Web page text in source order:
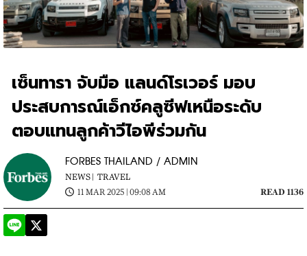
เซ็นทารา จับมือ แลนด์โรเวอร์ มอบ
ประสบการณ์เอ็กซ์คลูซีฟเหนือระดับ
ตอบแทนลูกค้าวีไอพีร่วมกัน
FORBES THAILAND / ADMIN
NEWS | TRAVEL
11 MAR 2025 | 09:08 AM
READ 1136